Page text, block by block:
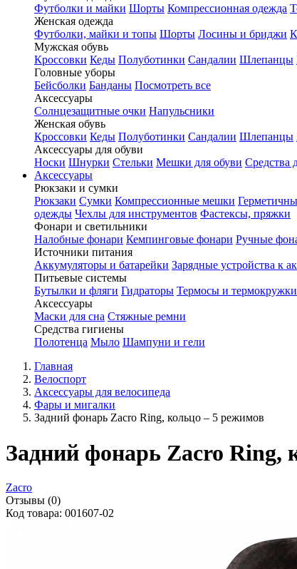
Футболки и майки Шорты Компрессионная одежда
Женская одежда
Футболки, майки и топы Шорты Лосины и бриджи
Мужская обувь
Кроссовки Кеды Полуботинки Сандалии Шлепанцы
Головные уборы
Бейсболки Банданы Посмотреть все
Аксессуары
Солнцезащитные очки Напульсники
Женская обувь
Кроссовки Кеды Полуботинки Сандалии Шлепанцы
Аксессуары для обуви
Носки Шнурки Стельки Мешки для обуви Средства
Аксессуары
Рюкзаки и сумки
Рюкзаки Сумки Компрессионные мешки
одежды Чехлы для инструментов Фастексы, пряжки
Фонари и светильники
Налобные фонари Кемпинговые фонари Ручные
Источники питания
Аккумуляторы и батарейки Зарядные устройства к
Питьевые системы
Бутылки и фляги Гидраторы Термосы и термокружки
Аксессуары
Маски для сна Стяжные ремни
Средства гигиены
Полотенца Мыло Шампуни и гели
Главная
Велоспорт
Аксессуары для велосипеда
Фары и мигалки
Задний фонарь Zacro Ring, кольцо – 5 режимов
Задний фонарь Zacro Ring,
Zacro
Отзывы (0)
Код товара: 001607-02